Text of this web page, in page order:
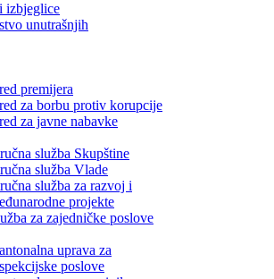
izbjeglice
unutrašnjih
premijera
za borbu protiv korupcije
za javne nabavke
služba Skupštine
služba Vlade
služba za razvoj i
projekte
za zajedničke poslove
uprava za
poslove